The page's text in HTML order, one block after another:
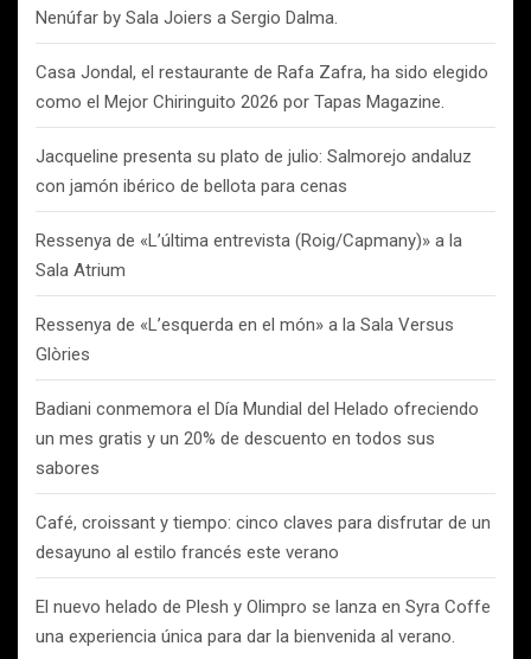
Nenúfar by Sala Joiers a Sergio Dalma.
Casa Jondal, el restaurante de Rafa Zafra, ha sido elegido
como el Mejor Chiringuito 2026 por Tapas Magazine.
Jacqueline presenta su plato de julio: Salmorejo andaluz
con jamón ibérico de bellota para cenas
Ressenya de «L’última entrevista (Roig/Capmany)» a la
Sala Atrium
Ressenya de «L’esquerda en el món» a la Sala Versus
Glòries
Badiani conmemora el Día Mundial del Helado ofreciendo
un mes gratis y un 20% de descuento en todos sus
sabores
Café, croissant y tiempo: cinco claves para disfrutar de un
desayuno al estilo francés este verano
El nuevo helado de Plesh y Olimpro se lanza en Syra Coffe
una experiencia única para dar la bienvenida al verano.